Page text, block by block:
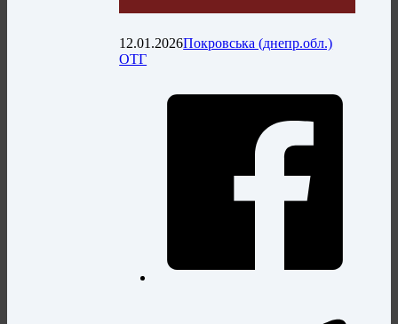
12.01.2026Покровська (днепр.обл.)
ОТГ